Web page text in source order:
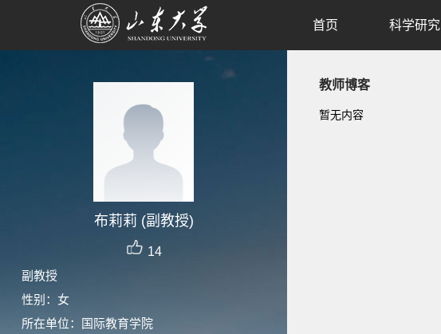
布莉莉 (副教授)
14
副教授
性别：女
所在单位：国际教育学院
首页 科学研究
教师博客
暂无内容